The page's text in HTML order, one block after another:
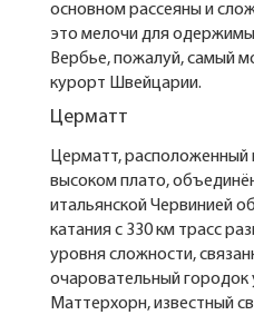
основном рассеяны и
это мелочи для
Вербье, пожалуй, самый
курорт Швейцарии.
Церматт
Церматт, расположенный
высоком плато,
итальянской Червинией
катания с 330 км трасс
уровня сложности,
очаровательный
Маттерхорн, известный